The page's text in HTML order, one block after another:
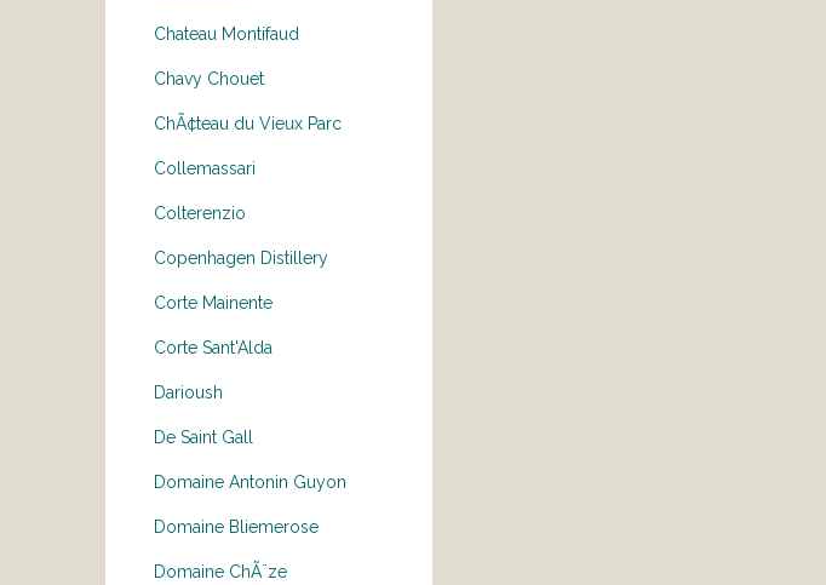
Chateau Montifaud
Chavy Chouet
ChÃ¢teau du Vieux Parc
Collemassari
Colterenzio
Copenhagen Distillery
Corte Mainente
Corte Sant'Alda
Darioush
De Saint Gall
Domaine Antonin Guyon
Domaine Bliemerose
Domaine ChÃ¨ze